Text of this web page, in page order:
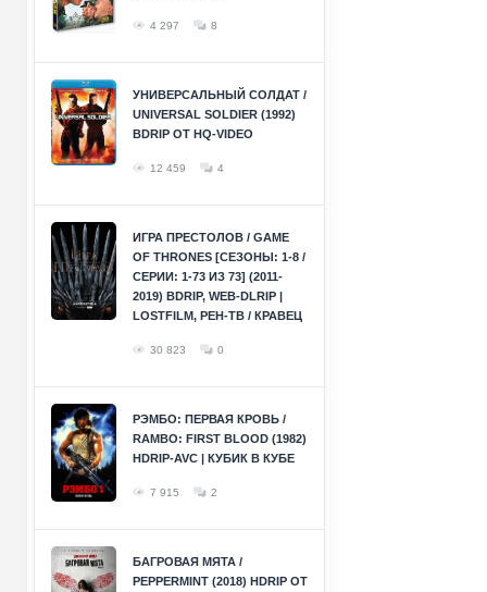
4 297 8
УНИВЕРСАЛЬНЫЙ СОЛДАТ /
UNIVERSAL SOLDIER (1992)
BDRIP ОТ HQ-VIDEO
12 459 4
ИГРА ПРЕСТОЛОВ / GAME
OF THRONES [СЕЗОНЫ: 1-8 /
СЕРИИ: 1-73 ИЗ 73] (2011-
2019) BDRIP, WEB-DLRIP |
LOSTFILM, РЕН-ТВ / КРАВЕЦ
30 823 0
РЭМБО: ПЕРВАЯ КРОВЬ /
RAMBO: FIRST BLOOD (1982)
HDRIP-AVC | КУБИК В КУБЕ
7 915 2
БАГРОВАЯ МЯТА /
PEPPERMINT (2018) HDRIP ОТ